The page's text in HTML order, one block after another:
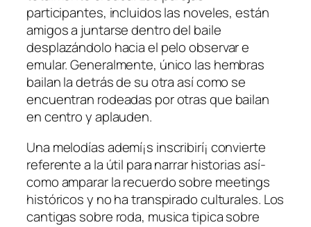
participantes, incluidos las noveles, están
amigos a juntarse dentro del baile
desplazándolo hacia el pelo observar e
emular. Generalmente, único las hembras
bailan la detrás de su otra así­ como se
encuentran rodeadas por otras que bailan
en centro y aplauden.
Una melodías ademí¡s inscribirí¡ convierte
referente a la útil para narrar historias así­
como amparar la recuerdo sobre meetings
históricos y no ha transpirado culturales. Los
cantigas sobre roda, musica tipica sobre